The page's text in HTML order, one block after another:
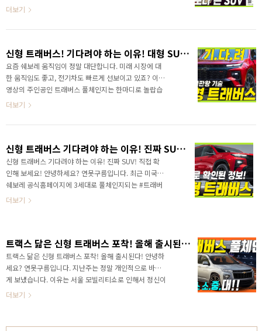
처 입력 올해 출시가 확정된 상황에서 출시 직전에 마지
증 이 완료된 것이죠! #아틀라스 는 #폭스바겐 에서 가
보레 #트래버스 와 경쟁할 수 있는 보기 힘든 대형 SUV
입니다. 그래서 많은 분들이 기다렸는데요. 연비를 포함
해서 최근 업데이트된 소식을 알려드립니다. 먼저 업데
이트된 연비소식부터 보시죠! 대형 SUV에서 연비는 중
도심연비 7.6km/L 고속도로연비 10.1km/L 영상으로
정..
더보기
신형 트래버스! 기다려야 하는 이유! 대형 SUV 끝판왕 기술!
요즘 쉐보레 움직임이 정말 대단합니다. 미래 시장에 대
한 움직임도 좋고, 전기차도 빠르게 선보이고 있죠? 이번
영상의 주인공인 트래버스 풀체인지는 한마디로 놀랍습
니다. 카니발 보다도 훨씬 큰 차량인데, 이렇게 멋져도 되
더보기
신형 트래버스 기다려야 하는 이유! 진짜 SUV! 직접 확인해 보세요!
신형 트래버스 기다려야 하는 이유! 진짜 SUV! 직접 확
인해 보세요! 안녕하세요? 연못구름입니다. 최근 미국
쉐보레 공식홈페이지에 3세대로 풀체인지되는 #트래버
스 가 공개되면서 국내에서도 난리가 났었죠? 멋진 외부
대표했던 차량이었는데, 11인치 계기판과 17인치 인포
테인먼트는 놀라움을 감추기 힘들었습니다. 영상으로
정확한 정보를 가장 먼저 만나보세요! 최근 트레일블레
이저 시승을 마쳤는데 앞으로 쉐보레는 소형급 차량에
는 8인치 계기판과 11인치 인포테인먼트를 적용하고 중
형급 이상에서는 11인치 계기판과 17인치 인포테인먼
더보기
트랙스 닮은 신형 트래버스 포착! 올해 출시된다!
트랙스 닮은 신형 트래버스 포착! 올해 출시된다! 안녕하
세요? 연못구름입니다. 지난주는 정말 개인적으로 바쁘
게 보냈습니다. 이유는 서울 모빌리티쇼로 인해서 정신이
없었죠? 일주일 정도 모터쇼에 집중하다보니, 미처 알리
세요! 먼저 요즘 정말 핫한 브랜드가 #쉐보레 이죠? 오랜
더보기